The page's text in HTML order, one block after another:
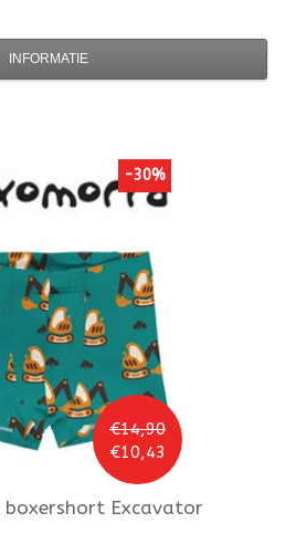
INFORMATIE
€14,90
€10,43
-30%
boxershort Excavator